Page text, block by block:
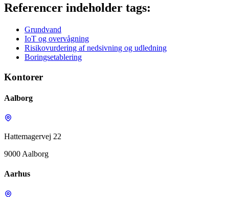
Referencer indeholder tags:
Grundvand
IoT og overvågning
Risikovurdering af nedsivning og udledning
Boringsetablering
Kontorer
Aalborg
Hattemagervej 22
9000 Aalborg
Aarhus